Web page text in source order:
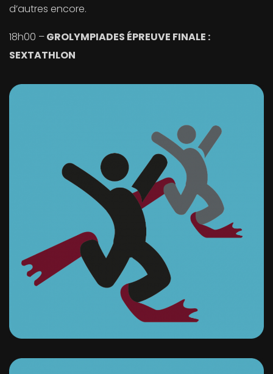
d’autres encore.
18h00 –GROLYMPIADES ÉPREUVE FINALE :
SEXTATHLON